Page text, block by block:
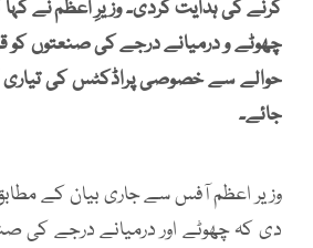
کرنے کی ہدایت کردی۔ وزیرِ اعظم نے
چھوٹے و درمیانے درجے کی صنعتوں
حوالے سے خصوصی پراڈکٹس کی تیاری
جائے۔
وزیر اعظم آفس سے جاری بیان کے
دی کہ چھوٹے اور درمیانے درجے کی